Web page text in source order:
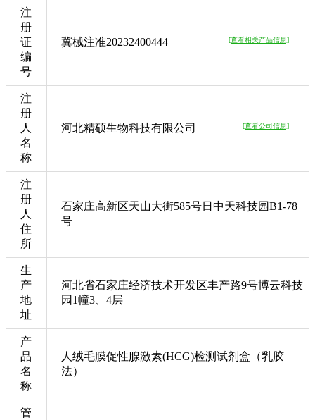
注
册
证
编
号
冀械注准20232400444 [查看相关产品信息]
注
册
人
名
称
河北精硕生物科技有限公司 [查看公司信息]
注
册
人
住
所
石家庄高新区天山大街585号日中天科技园B1-78
号
生
产
地
址
河北省石家庄经济技术开发区丰产路9号博云科技
园1幢3、4层
产
品
名
称
人绒毛膜促性腺激素(HCG)检测试剂盒（乳胶
法）
管